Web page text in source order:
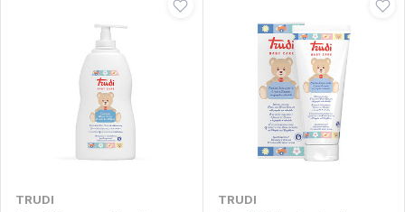
TRUDI TRUDI